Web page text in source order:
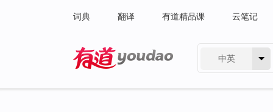
词典 翻译 有道精品课 云笔记
中英